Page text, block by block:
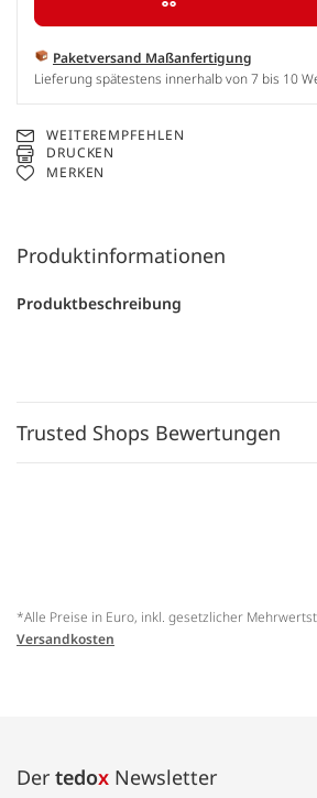
Paketversand Maßanfertigung
Lieferung spätestens innerhalb von 7 bis 10
WEITEREMPFEHLEN
DRUCKEN
MERKEN
Produktinformationen
Produktbeschreibung
Trusted Shops Bewertungen
*Alle Preise in Euro, inkl. gesetzlicher
Versandkosten
Der tedox Newsletter